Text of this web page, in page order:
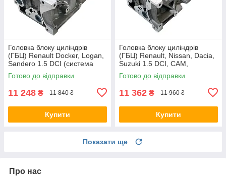
Головка блоку циліндрів
(ГБЦ) Renault Docker, Logan,
Sandero 1.5 DCI (система
вприскування bosch), CAM,
110413019R, 908790
Готово до відправки
11 248 ₴ 11 840 ₴
Купити
Головка блоку циліндрів
(ГБЦ) Renault, Nissan, Dacia,
Suzuki 1.5 DCI, CAM,
7701473181, 908521
Готово до відправки
11 362 ₴ 11 960 ₴
Купити
Показати ще
Про нас